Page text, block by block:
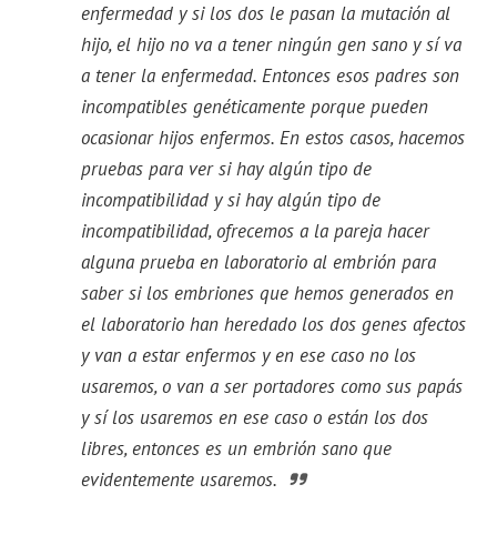
enfermedad y si los dos le pasan la mutación al
hijo, el hijo no va a tener ningún gen sano y sí va
a tener la enfermedad. Entonces esos padres son
incompatibles genéticamente porque pueden
ocasionar hijos enfermos. En estos casos, hacemos
pruebas para ver si hay algún tipo de
incompatibilidad y si hay algún tipo de
incompatibilidad, ofrecemos a la pareja hacer
alguna prueba en laboratorio al embrión para
saber si los embriones que hemos generados en
el laboratorio han heredado los dos genes afectos
y van a estar enfermos y en ese caso no los
usaremos, o van a ser portadores como sus papás
y sí los usaremos en ese caso o están los dos
libres, entonces es un embrión sano que
evidentemente usaremos.